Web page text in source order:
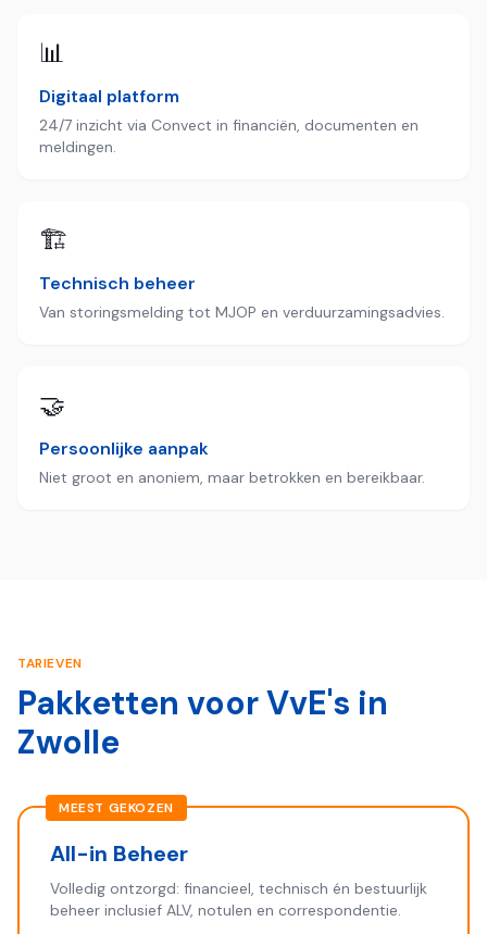
📊
Digitaal platform
24/7 inzicht via Convect in financiën, documenten en
meldingen.
🏗️
Technisch beheer
Van storingsmelding tot MJOP en verduurzamingsadvies.
🤝
Persoonlijke aanpak
Niet groot en anoniem, maar betrokken en bereikbaar.
TARIEVEN
Pakketten voor VvE's in
Zwolle
MEEST GEKOZEN
All-in Beheer
Volledig ontzorgd: financieel, technisch én bestuurlijk
beheer inclusief ALV, notulen en correspondentie.